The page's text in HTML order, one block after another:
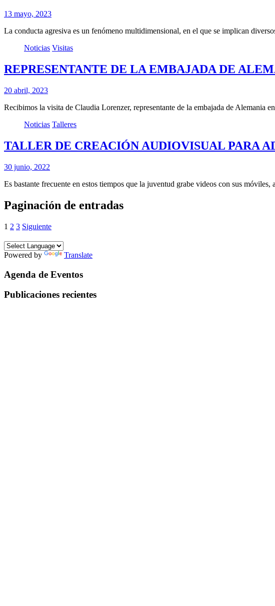
13 mayo, 2023
La conducta agresiva es un fenómeno multidimensional, en el que se implican
Noticias Visitas
REPRESENTANTE DE LA EMBAJADA DE
20 abril, 2023
Recibimos la visita de Claudia Lorenzer, representante de la embajada de Alemania
Noticias Talleres
TALLER DE CREACIÓN AUDIOVISUAL PARA
30 junio, 2022
Es bastante frecuente en estos tiempos que la juventud grabe videos con sus
Paginación de entradas
1 2 3 Siguiente
Powered by Translate
Agenda de Eventos
Publicaciones recientes